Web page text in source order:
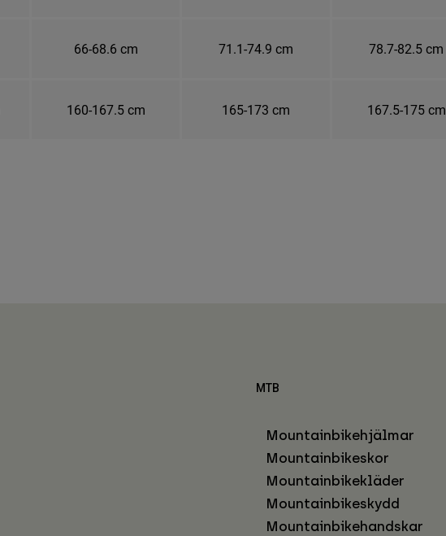
66-68.6 cm 71.1-74.9 cm 78.7-82.5 cm
160-167.5 cm 165-173 cm 167.5-175 cm
MTB
Mountainbikehjälmar
Mountainbikeskor
Mountainbikekläder
Mountainbikeskydd
Mountainbikehandskar